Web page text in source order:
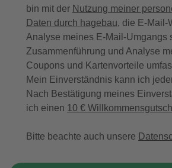
bin mit der Nutzung meiner
Daten durch hagebau, die E-Mail-
Analyse meines E-Mail-Umgangs
Zusammenführung und Analyse
Coupons und Kartenvorteile
Mein Einverständnis kann ich
Nach Bestätigung meines
ich einen 10 €
Bitte beachte auch unsere